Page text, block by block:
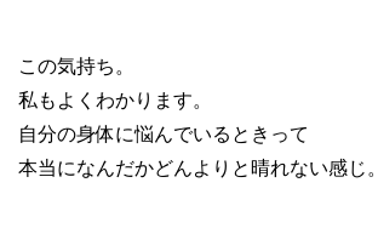
この気持ち。
私もよくわかります。
自分の身体に悩んでいるときって
本当になんだかどんよりと晴れない感じ。